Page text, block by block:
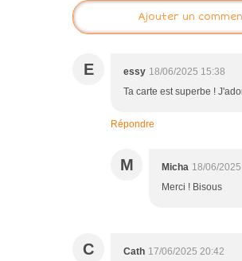
Ajouter un
E essy 18/06/2025 15:38
Ta carte est superbe !
Répondre
M Micha 18/06/
Merci ! Bisous
C Cath 17/06/2025 20:42